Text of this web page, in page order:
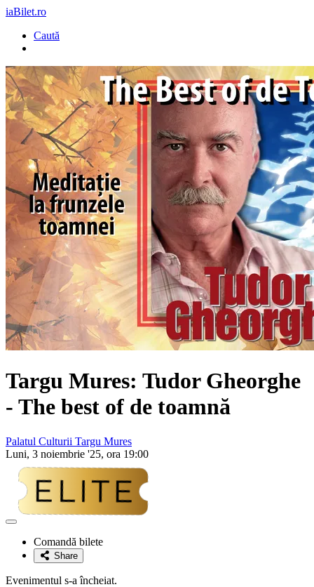
iaBilet.ro
Caută
Targu Mures: Tudor Gheorghe
- The best of de toamnă
Palatul Culturii Targu Mures
Luni, 3 noiembrie '25, ora 19:00
Adaugă
favoriteComandă bilete
Share
Evenimentul s-a încheiat.